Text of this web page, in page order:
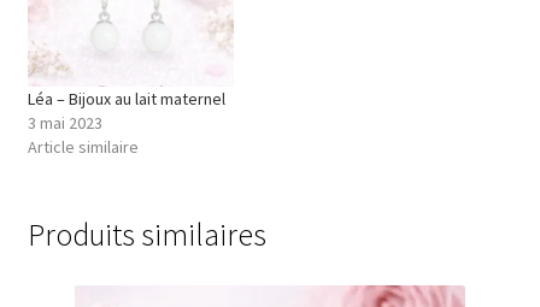
Léa – Bijoux au lait maternel
3 mai 2023
Article similaire
Produits similaires